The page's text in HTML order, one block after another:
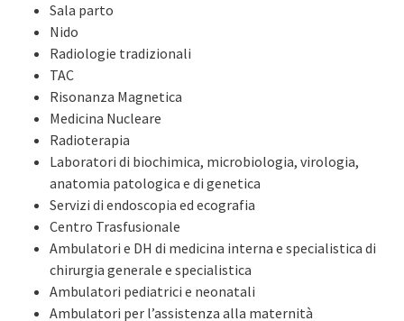
Sala parto
Nido
Radiologie tradizionali
TAC
Risonanza Magnetica
Medicina Nucleare
Radioterapia
Laboratori di biochimica, microbiologia, virologia,
anatomia patologica e di genetica
Servizi di endoscopia ed ecografia
Centro Trasfusionale
Ambulatori e DH di medicina interna e specialistica di
chirurgia generale e specialistica
Ambulatori pediatrici e neonatali
Ambulatori per l’assistenza alla maternità